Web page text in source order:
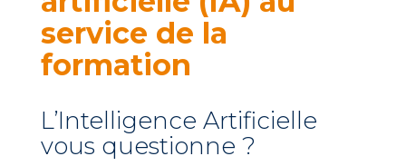
service de la
formation
L’Intelligence Artificielle
vous questionne ?